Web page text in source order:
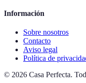
Información
Sobre nosotros
Contacto
Aviso legal
Política de
© 2026 Casa Perfecta.